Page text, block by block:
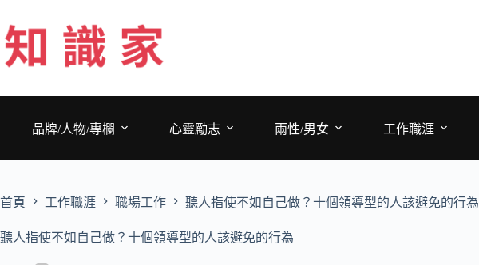
至
主
要
品牌/人物/專欄
心靈勵志 兩性/男女 工作職涯
首頁 工作職涯 職場工作 聽人指使不如自己做？十個領導型的人該避免的行為
聽人指使不如自己做？十個領導型的人該避免的行為